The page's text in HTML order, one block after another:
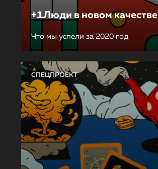
+1Люди в новом качестве
Что мы успели за 2020 год
СПЕЦПРОЕКТ